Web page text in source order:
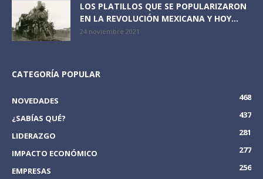
LOS PLATILLOS QUE SE POPULARIZARON
EN LA REVOLUCIÓN MEXICANA Y HOY...
24 noviembre 2021
CATEGORÍA POPULAR
NOVEDADES
468
¿SABÍAS QUÉ?
437
LIDERAZGO
281
IMPACTO ECONÓMICO
277
EMPRESAS
256